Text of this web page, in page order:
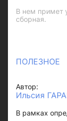
В нем примет
сборная.
ПОЛЕЗНОЕ
Автор:
Ильсия
В рамках